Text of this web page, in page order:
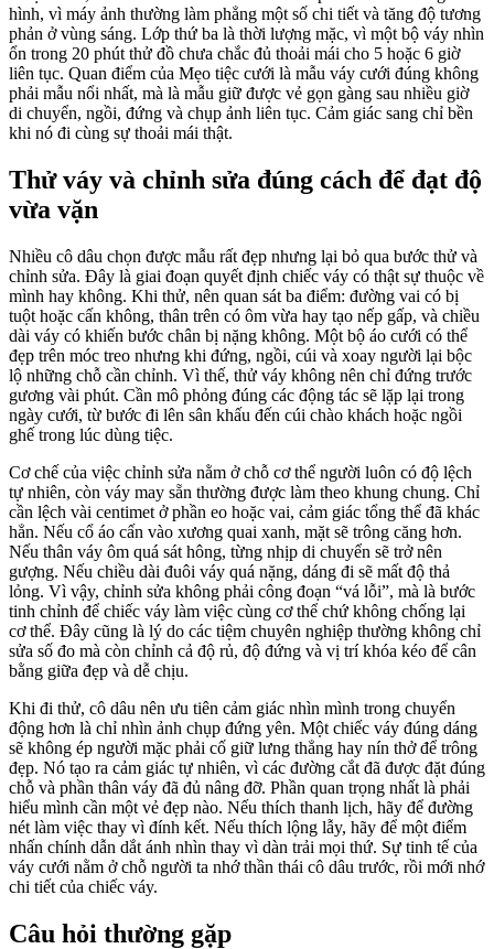
hình, vì máy ảnh thường làm phẳng một số chi tiết và tăng độ tương
phản ở vùng sáng. Lớp thứ ba là thời lượng mặc, vì một bộ váy nhìn
ổn trong 20 phút thử đồ chưa chắc đủ thoải mái cho 5 hoặc 6 giờ
liên tục. Quan điểm của Mẹo tiệc cưới là mẫu váy cưới đúng không
phải mẫu nổi nhất, mà là mẫu giữ được vẻ gọn gàng sau nhiều giờ
di chuyển, ngồi, đứng và chụp ảnh liên tục. Cảm giác sang chỉ bền
khi nó đi cùng sự thoải mái thật.
Thử váy và chỉnh sửa đúng cách để đạt độ
vừa vặn
Nhiều cô dâu chọn được mẫu rất đẹp nhưng lại bỏ qua bước thử và
chỉnh sửa. Đây là giai đoạn quyết định chiếc váy có thật sự thuộc về
mình hay không. Khi thử, nên quan sát ba điểm: đường vai có bị
tuột hoặc cấn không, thân trên có ôm vừa hay tạo nếp gấp, và chiều
dài váy có khiến bước chân bị nặng không. Một bộ áo cưới có thể
đẹp trên móc treo nhưng khi đứng, ngồi, cúi và xoay người lại bộc
lộ những chỗ cần chỉnh. Vì thế, thử váy không nên chỉ đứng trước
gương vài phút. Cần mô phỏng đúng các động tác sẽ lặp lại trong
ngày cưới, từ bước đi lên sân khấu đến cúi chào khách hoặc ngồi
ghế trong lúc dùng tiệc.
Cơ chế của việc chỉnh sửa nằm ở chỗ cơ thể người luôn có độ lệch
tự nhiên, còn váy may sẵn thường được làm theo khung chung. Chỉ
cần lệch vài centimet ở phần eo hoặc vai, cảm giác tổng thể đã khác
hẳn. Nếu cổ áo cấn vào xương quai xanh, mặt sẽ trông căng hơn.
Nếu thân váy ôm quá sát hông, từng nhịp di chuyển sẽ trở nên
gượng. Nếu chiều dài đuôi váy quá nặng, dáng đi sẽ mất độ thả
lỏng. Vì vậy, chỉnh sửa không phải công đoạn “vá lỗi”, mà là bước
tinh chỉnh để chiếc váy làm việc cùng cơ thể chứ không chống lại
cơ thể. Đây cũng là lý do các tiệm chuyên nghiệp thường không chỉ
sửa số đo mà còn chỉnh cả độ rủ, độ đứng và vị trí khóa kéo để cân
bằng giữa đẹp và dễ chịu.
Khi đi thử, cô dâu nên ưu tiên cảm giác nhìn mình trong chuyển
động hơn là chỉ nhìn ảnh chụp đứng yên. Một chiếc váy đúng dáng
sẽ không ép người mặc phải cố giữ lưng thẳng hay nín thở để trông
đẹp. Nó tạo ra cảm giác tự nhiên, vì các đường cắt đã được đặt đúng
chỗ và phần thân váy đã đủ nâng đỡ. Phần quan trọng nhất là phải
hiểu mình cần một vẻ đẹp nào. Nếu thích thanh lịch, hãy để đường
nét làm việc thay vì đính kết. Nếu thích lộng lẫy, hãy để một điểm
nhấn chính dẫn dắt ánh nhìn thay vì dàn trải mọi thứ. Sự tinh tế của
váy cưới nằm ở chỗ người ta nhớ thần thái cô dâu trước, rồi mới nhớ
chi tiết của chiếc váy.
Câu hỏi thường gặp